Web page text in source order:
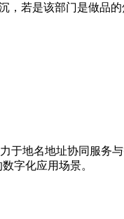
，若是该部门是做品
于地名地址协同服务
字化应用场景。